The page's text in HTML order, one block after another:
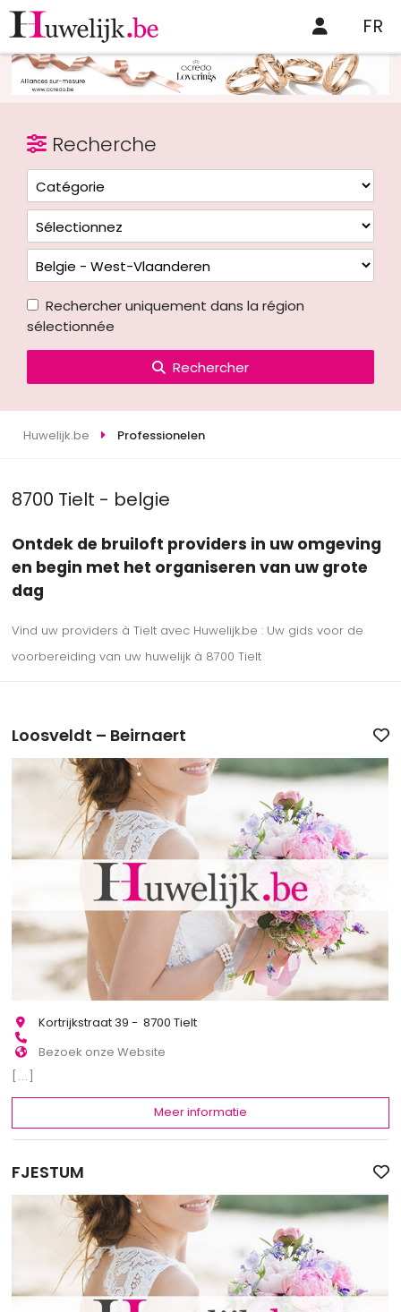
FR
Recherche
Rechercher uniquement dans la région
sélectionnée
Rechercher
Huwelijk.be Professionelen
8700 Tielt - belgie
Ontdek de bruiloft providers in uw omgeving
en begin met het organiseren van uw grote
dag
Vind uw providers à Tielt avec Huwelijk.be : Uw gids voor de
voorbereiding van uw huwelijk à 8700 Tielt
Loosveldt – Beirnaert
Kortrijkstraat 39 - 8700 Tielt
Bezoek onze Website
[...]
Meer informatie
FJESTUM